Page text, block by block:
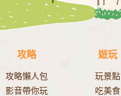
攻略
攻略懶人包
影音帶你玩
遊玩
玩景點
吃美食